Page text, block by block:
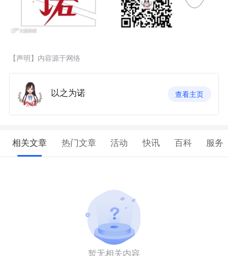
【声明】内容源于网络
以之为诺 查看主页
相关文章 热门文章 活动 快讯 百科 服务
暂无相关内容